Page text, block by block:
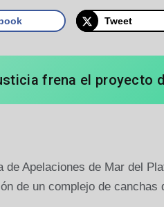
Tweet
frena el proyecto
de Apelaciones de Mar del
de un complejo de canchas